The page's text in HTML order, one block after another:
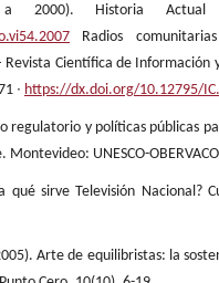
2000). Historia Actual
Radios
Revista Científica de Información
∙ https://dx.doi.org/10.12795/
regulatorio y políticas públicas
UNESCO-
qué sirve Televisión Nacional?
Arte de equilibristas: la